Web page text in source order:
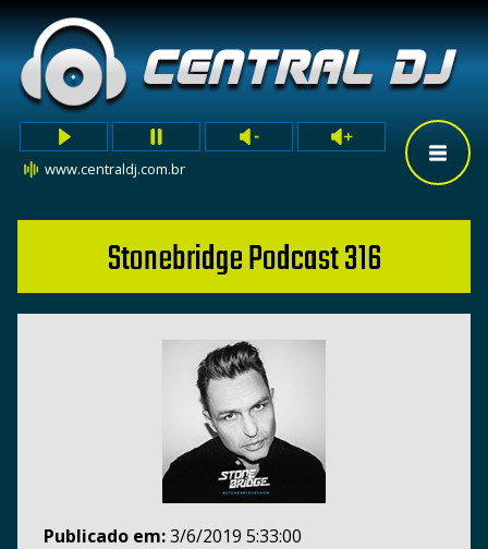
www.centraldj.com.br
Stonebridge Podcast 316
Publicado em:3/6/2019 5:33:00